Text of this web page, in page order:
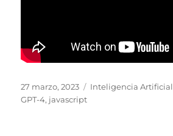
Publicado
el
27 marzo, 2023 Categorías
Inteligencia Artificial
GPT-4, javascript